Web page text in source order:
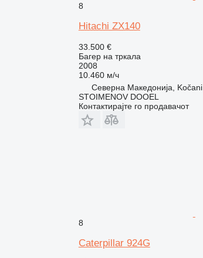
8
Hitachi ZX140
33.500 €
Багер на тркала
2008
10.460 м/ч
Северна Македонија, Kočani
STOIMENOV DOOEL
Контактирајте го продавачот
8
Caterpillar 924G